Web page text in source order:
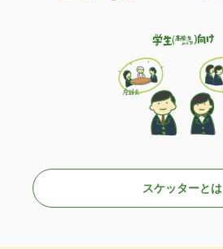
スケッターとは